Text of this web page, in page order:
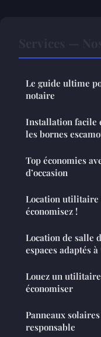
Le guide ultime
notaire
Installation facile
les bornes
Top économies
d’occasion
Location utilitaire
économisez !
Location de salle
espaces adaptés
Louez un
économiser
Panneaux
responsable